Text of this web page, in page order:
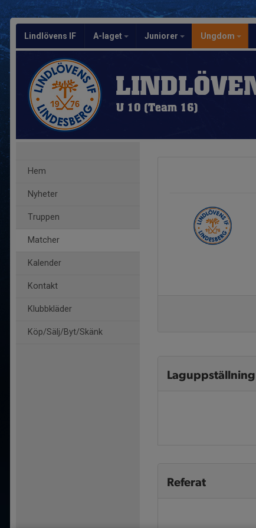
Lindlövens IF A-laget Juniorer Ungdom
U 10 (Team 16)
Hem
Nyheter
Truppen
Matcher
Kalender
Kontakt
Klubbkläder
Köp/Sälj/Byt/Skänk
Laguppställning
Referat